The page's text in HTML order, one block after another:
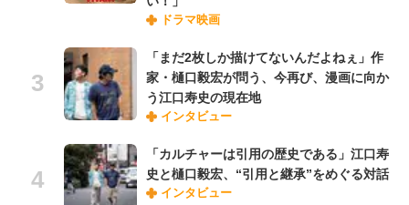
ドラマ映画
「まだ2枚しか描けてないんだよねぇ」作
家・樋口毅宏が問う、今再び、漫画に向か
う江口寿史の現在地
インタビュー
「カルチャーは引用の歴史である」江口寿
史と樋口毅宏、“引用と継承”をめぐる対話
インタビュー